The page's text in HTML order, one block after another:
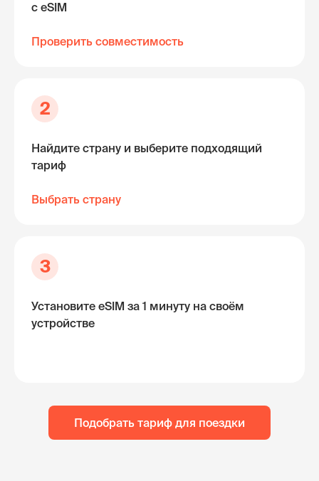
с eSIM
Проверить совместимость
2
Найдите страну и выберите подходящий
тариф
Выбрать страну
3
Установите eSIM за 1 минуту на своём
устройстве
Подобрать тариф для поездки